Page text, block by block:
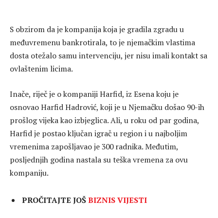
S obzirom da je kompanija koja je gradila zgradu u
međuvremenu bankrotirala, to je njemačkim vlastima
dosta otežalo samu intervenciju, jer nisu imali kontakt sa
ovlaštenim licima.
Inače, riječ je o kompaniji Harfid, iz Esena koju je
osnovao Harfid Hadrović, koji je u Njemačku došao 90-ih
prošlog vijeka kao izbjeglica. Ali, u roku od par godina,
Harfid je postao ključan igrač u region i u najboljim
vremenima zapošljavao je 300 radnika. Međutim,
posljednjih godina nastala su teška vremena za ovu
kompaniju.
PROČITAJTE JOŠBIZNIS VIJESTI